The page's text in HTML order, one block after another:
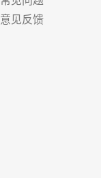
意见反馈